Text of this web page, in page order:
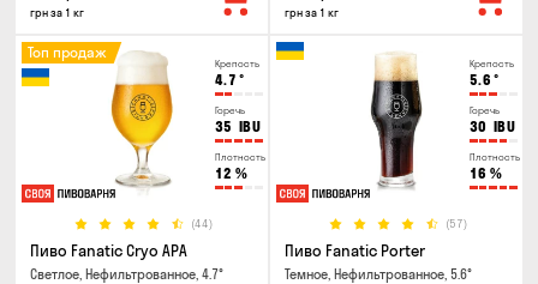
грн за 1 кг грн за 1 кг
Крепость
4.7 °
Горечь
35 IBU
Плотность
12 %
(44)
Топ продаж
Пиво Fanatic Cryo APA
Светлое, Нефильтрованное, 4.7°
Крепость
5.6 °
Горечь
30 IBU
Плотность
16 %
(57)
Пиво Fanatic Porter
Темное, Нефильтрованное, 5.6°